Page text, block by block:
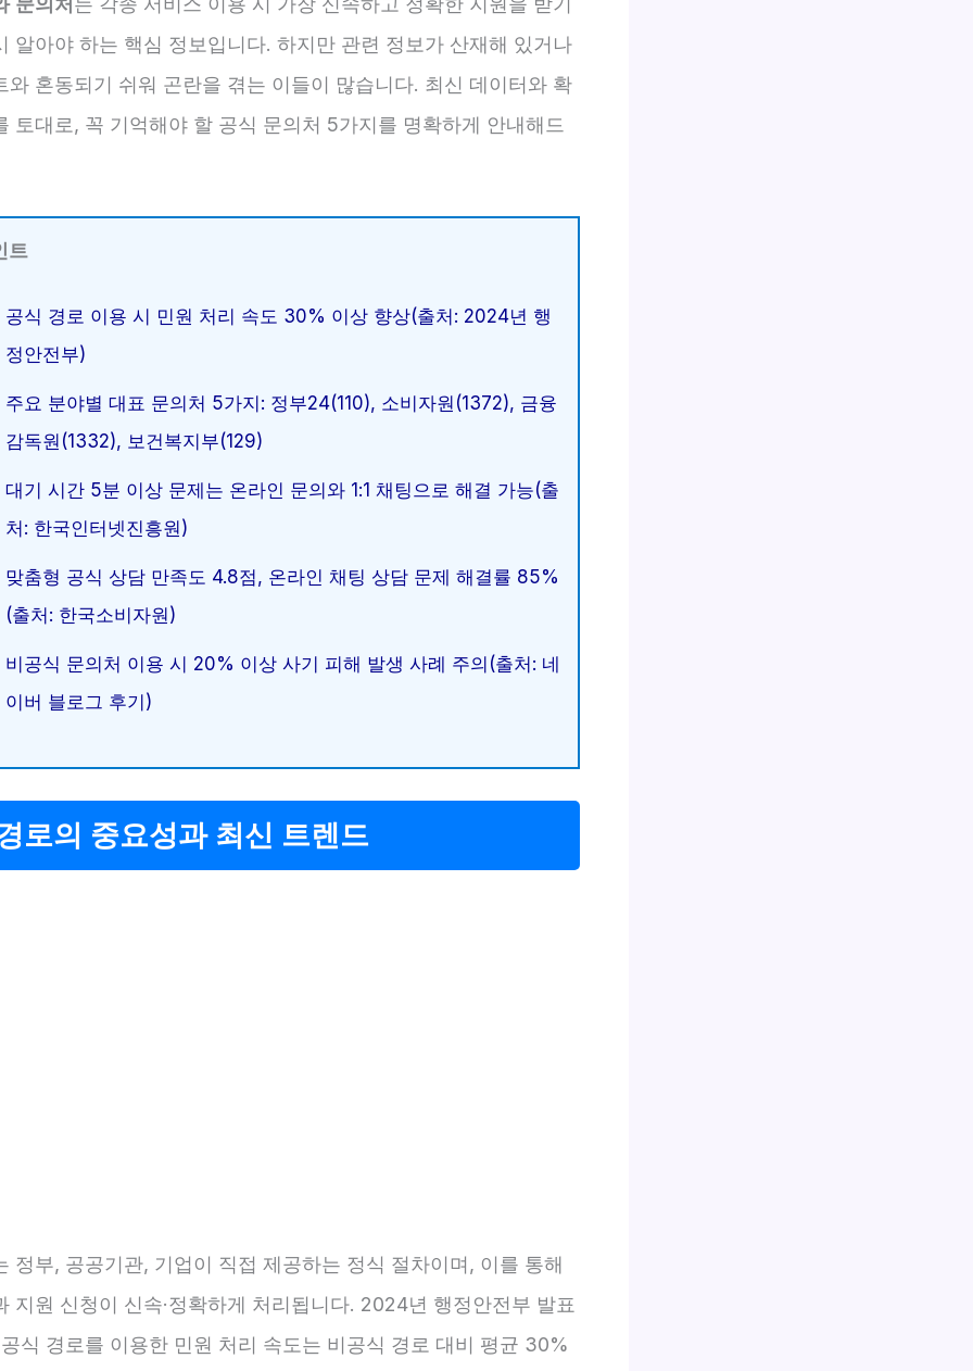
알아야 하는 핵심 정보입니다. 하지만 관련 정보가 산재해 있거나
와 혼동되기 쉬워 곤란을 겪는 이들이 많습니다. 최신 데이터와 확
토대로, 꼭 기억해야 할 공식 문의처 5가지를 명확하게 안내해드
트
공식 경로 이용 시 민원 처리 속도 30% 이상 향상(출처: 2024년 행
정안전부)
주요 분야별 대표 문의처 5가지: 정부24(110), 소비자원(1372), 금융
감독원(1332), 보건복지부(129)
대기 시간 5분 이상 문제는 온라인 문의와 1:1 채팅으로 해결 가능(출
처: 한국인터넷진흥원)
맞춤형 공식 상담 만족도 4.8점, 온라인 채팅 상담 문제 해결률 85%
(출처: 한국소비자원)
비공식 문의처 이용 시 20% 이상 사기 피해 발생 사례 주의(출처: 네
이버 블로그 후기)
로의 중요성과 최신 트렌드
정부, 공공기관, 기업이 직접 제공하는 정식 절차이며, 이를 통해
지원 신청이 신속·정확하게 처리됩니다. 2024년 행정안전부 발표
식 경로를 이용한 민원 처리 속도는 비공식 경로 대비 평균 30%